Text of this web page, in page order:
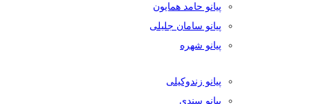
پیانو حامد همایون
پیانو سامان جلیلی
پیانو شهره
پیانو زندوکیلی
پیانو سندی